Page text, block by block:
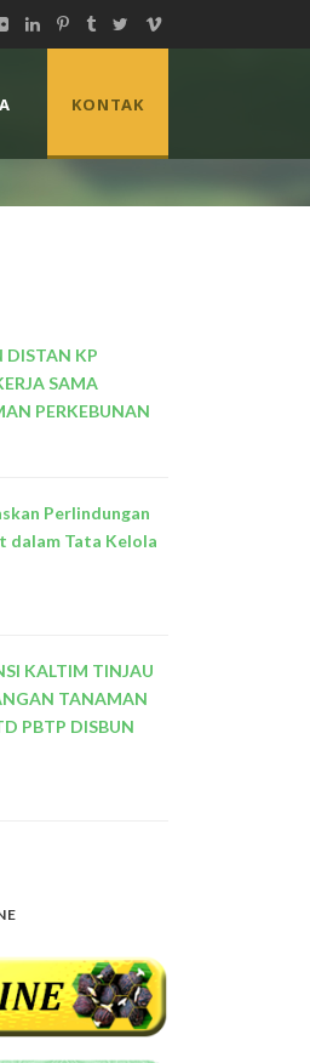
KONTAK
DISTAN KP
SAMA
PERKEBUNAN
Perlindungan
dalam Tata Kelola
KALTIM TINJAU
TANAMAN
PBTP DISBUN